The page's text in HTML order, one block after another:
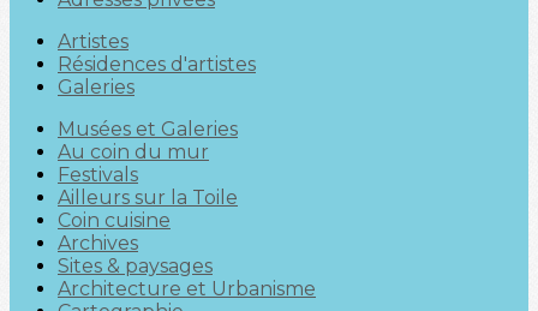
Artistes
Résidences d'artistes
Galeries
Musées et Galeries
Au coin du mur
Festivals
Ailleurs sur la Toile
Coin cuisine
Archives
Sites & paysages
Architecture et Urbanisme